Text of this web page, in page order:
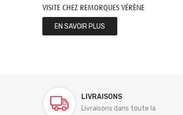
VISITE CHEZ REMORQUES VÉRÈNE
EN SAVOIR PLUS
LIVRAISONS
Livraisons dans toute la